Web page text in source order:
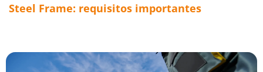
Steel Frame: requisitos importantes